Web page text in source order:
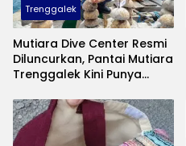
Trenggalek
Mutiara Dive Center Resmi
Diluncurkan, Pantai Mutiara
Trenggalek Kini Punya
Andalan